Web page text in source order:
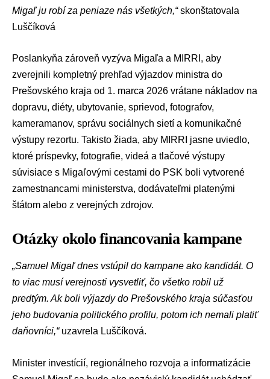
Migaľ ju robí za peniaze nás všetkých,“skonštatovala
Luščíková
Poslankyňa zároveň vyzýva Migaľa a MIRRI, aby
zverejnili kompletný prehľad výjazdov ministra do
Prešovského kraja od 1. marca 2026 vrátane nákladov na
dopravu, diéty, ubytovanie, sprievod, fotografov,
kameramanov, správu sociálnych sietí a komunikačné
výstupy rezortu. Takisto žiada, aby MIRRI jasne uviedlo,
ktoré príspevky, fotografie, videá a tlačové výstupy
súvisiace s Migaľovými cestami do PSK boli vytvorené
zamestnancami ministerstva, dodávateľmi platenými
štátom alebo z verejných zdrojov.
Otázky okolo financovania kampane
„Samuel Migaľ dnes vstúpil do kampane ako kandidát. O
to viac musí verejnosti vysvetliť, čo všetko robil už
predtým. Ak boli výjazdy do Prešovského kraja súčasťou
jeho budovania politického profilu, potom ich nemali platiť
daňovníci,“uzavrela Luščíková.
Minister investícií, regionálneho rozvoja a informatizácie